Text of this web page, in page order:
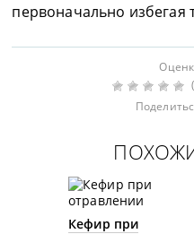
первоначально избегая
Кефир при